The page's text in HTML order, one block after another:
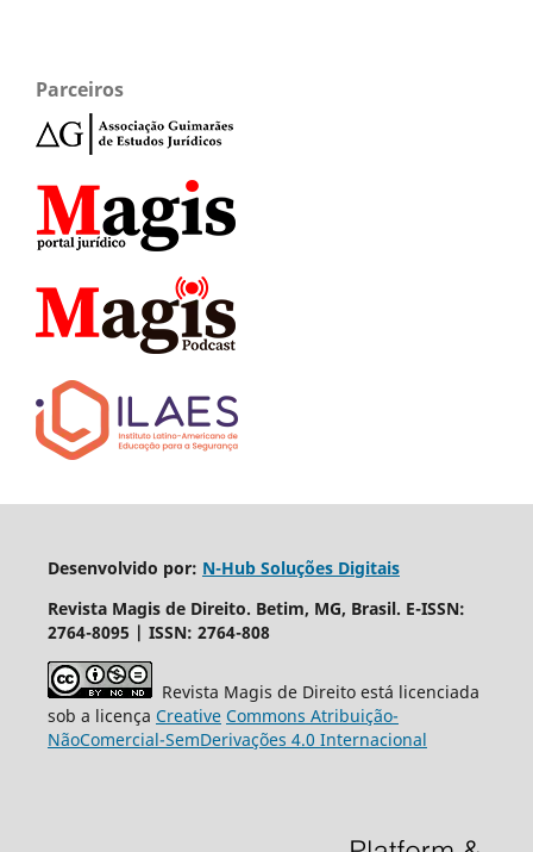
Parceiros
Desenvolvido por: N-Hub Soluções Digitais
Revista Magis de Direito. Betim, MG, Brasil. E-ISSN:
2764-8095 | ISSN: 2764-808
Revista Magis de Direito está licenciada
sob a licença Creative Commons Atribuição-
NãoComercial-SemDerivações 4.0 Internacional